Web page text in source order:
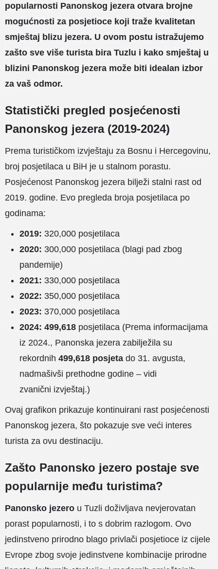
popularnosti Panonskog jezera otvara brojne
mogućnosti za posjetioce koji traže kvalitetan
smještaj blizu jezera. U ovom postu istražujemo
zašto sve više turista bira Tuzlu i kako smještaj u
blizini Panonskog jezera može biti idealan izbor
za vaš odmor.
Statistički pregled posjećenosti
Panonskog jezera (2019-2024)
Prema turističkom izvještaju za Bosnu i Hercegovinu,
broj posjetilaca u BiH je u stalnom porastu.
Posjećenost Panonskog jezera bilježi stalni rast od
2019. godine. Evo pregleda broja posjetilaca po
godinama:
2019: 320,000 posjetilaca
2020: 300,000 posjetilaca (blagi pad zbog
pandemije)
2021: 330,000 posjetilaca
2022: 350,000 posjetilaca
2023: 370,000 posjetilaca
2024: 499,618 posjetilaca (Prema informacijama
iz 2024., Panonska jezera zabilježila su
rekordnih 499,618 posjeta do 31. avgusta,
nadmašivši prethodne godine – vidi
zvanični izvještaj.)
Ovaj grafikon prikazuje kontinuirani rast posjećenosti
Panonskog jezera, što pokazuje sve veći interes
turista za ovu destinaciju.
Zašto Panonsko jezero postaje sve
popularnije među turistima?
Panonsko jezero u Tuzli doživljava nevjerovatan
porast popularnosti, i to s dobrim razlogom. Ovo
jedinstveno prirodno blago privlači posjetioce iz cijele
Evrope zbog svoje jedinstvene kombinacije prirodne